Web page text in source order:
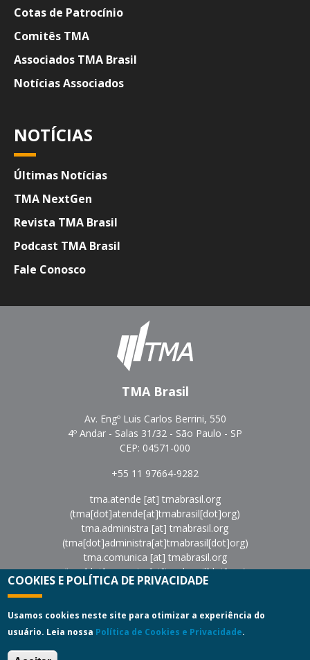
Cotas de Patrocínio
Comitês TMA
Associados TMA Brasil
Notícias Associados
NOTÍCIAS
Últimas Notícias
TMA NextGen
Revista TMA Brasil
Podcast TMA Brasil
Fale Conosco
TMA Brasil
Av. Engº Luis Carlos Berrini, 550
4º Andar - Salas 31/32 - São Paulo - SP
CEP: 04571-000
+55 11 97664-9282
tma.atende [at] tmabrasil.org
(tma[dot]atende[at]tmabrasil[dot]org)
tma.administra [at] tmabrasil.org
(tma[dot]administra[at]tmabrasil[dot]org)
tma.comunica [at] tmabrasil.org
(tma[dot]comunica[at]tmabrasil[dot]org)
eventos [at]tmabrasil.org(eventos[at]tmabrasil[dot]org)
Política de Privacidade|Termos de Uso
Copyright © 2022Turnaround Management Association do
COOKIES E POLÍTICA DE PRIVACIDADE
Usamos cookies neste site para otimizar a experiência do
usuário. Leia nossa Política de Cookies e Privacidade.